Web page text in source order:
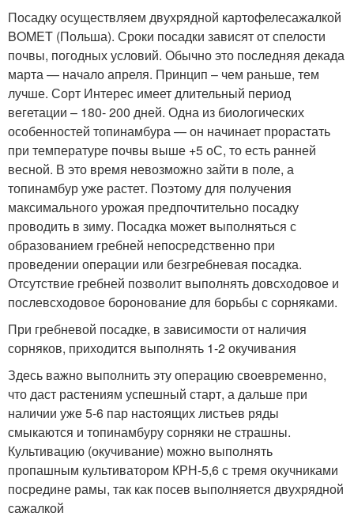
Посадку осуществляем двухрядной картофелесажалкой
BOMET (Польша). Сроки посадки зависят от спелости
почвы, погодных условий. Обычно это последняя декада
марта — начало апреля. Принцип – чем раньше, тем
лучше. Сорт Интерес имеет длительный период
вегетации – 180- 200 дней. Одна из биологических
особенностей топинамбура — он начинает прорастать
при температуре почвы выше +5 оС, то есть ранней
весной. В это время невозможно зайти в поле, а
топинамбур уже растет. Поэтому для получения
максимального урожая предпочтительно посадку
проводить в зиму. Посадка может выполняться с
образованием гребней непосредственно при
проведении операции или безгребневая посадка.
Отсутствие гребней позволит выполнять довсходовое и
послевсходовое боронование для борьбы с сорняками.
При гребневой посадке, в зависимости от наличия
сорняков, приходится выполнять 1-2 окучивания
Здесь важно выполнить эту операцию своевременно,
что даст растениям успешный старт, а дальше при
наличии уже 5-6 пар настоящих листьев ряды
смыкаются и топинамбуру сорняки не страшны.
Культивацию (окучивание) можно выполнять
пропашным культиватором КРН-5,6 с тремя окучниками
посредине рамы, так как посев выполняется двухрядной
сажалкой